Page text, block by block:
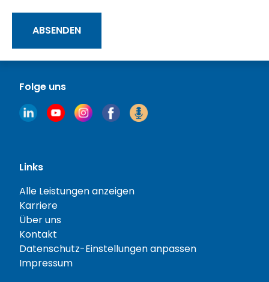
Folge uns
Links
Alle Leistungen anzeigen
Karriere
Über uns
Kontakt
Datenschutz-Einstellungen anpassen
Impressum
ABSENDEN